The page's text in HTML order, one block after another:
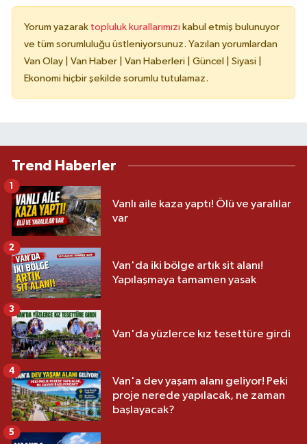
Yorum yazarak topluluk kurallarımızı kabul etmiş bulunuyor
ve tüm sorumluluğu üstleniyorsunuz. Yazılan yorumlardan
Van Olay | Van Haber | Van Haberleri | Güncel | Siyasi |
Ekonomi hiçbir şekilde sorumlu tutulamaz.
Trend Haberler
Vanlı aile kaza yaptı! Ölü ve yaralılar
var
1
Van'da iki bölge artık sit alanı!
Yapılaşmaya tamamen yasak
2
Van'da yüzlerce kız tesettüre girdi
3
Van'a dev yaşam alanı geliyor! Peki
proje nerede yapılacak, ne zaman
başlayacak?
4
5